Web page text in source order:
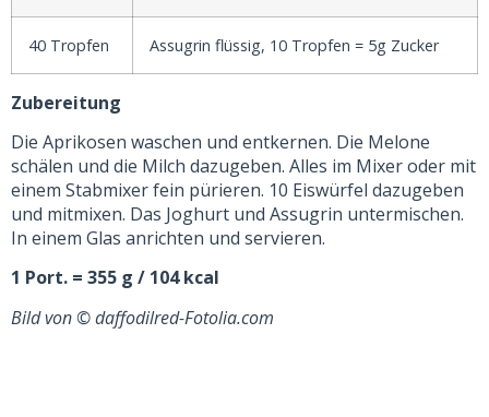
40 Tropfen Assugrin flüssig, 10 Tropfen = 5g Zucker
Zubereitung
Die Aprikosen waschen und entkernen. Die Melone
schälen und die Milch dazugeben. Alles im Mixer oder mit
einem Stabmixer fein pürieren. 10 Eiswürfel dazugeben
und mitmixen. Das Joghurt und Assugrin untermischen.
In einem Glas anrichten und servieren.
1 Port. = 355 g / 104 kcal
Bild von © daffodilred-Fotolia.com